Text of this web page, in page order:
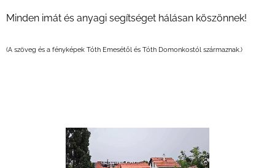
Minden imát és anyagi segítséget hálásan köszönnek!
(A szöveg és a fényképek Tóth Emesétől és Tóth Domonkostól származnak.)